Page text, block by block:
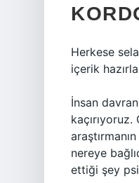
Herkese
içerik
İnsan
nereye
ettiği şey